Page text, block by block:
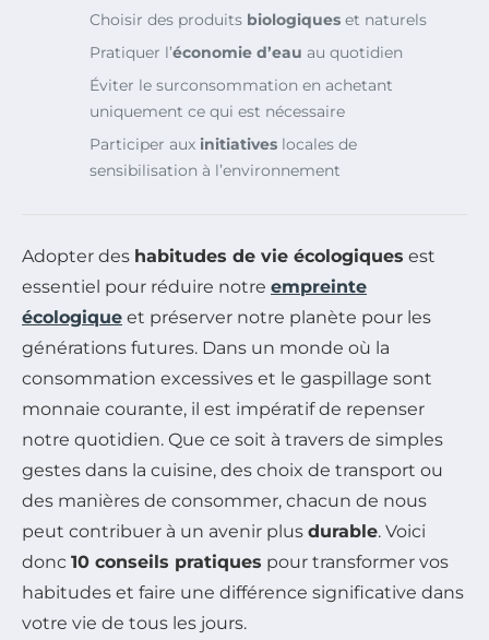
Choisir des produits biologiques et naturels
Pratiquer l’économie d’eau au quotidien
Éviter le surconsommation en achetant
uniquement ce qui est nécessaire
Participer aux initiatives locales de
sensibilisation à l’environnement
Adopter des habitudes de vie écologiques est
essentiel pour réduire notre empreinte
écologique et préserver notre planète pour les
générations futures. Dans un monde où la
consommation excessives et le gaspillage sont
monnaie courante, il est impératif de repenser
notre quotidien. Que ce soit à travers de simples
gestes dans la cuisine, des choix de transport ou
des manières de consommer, chacun de nous
peut contribuer à un avenir plus durable. Voici
donc 10 conseils pratiques pour transformer vos
habitudes et faire une différence significative dans
votre vie de tous les jours.